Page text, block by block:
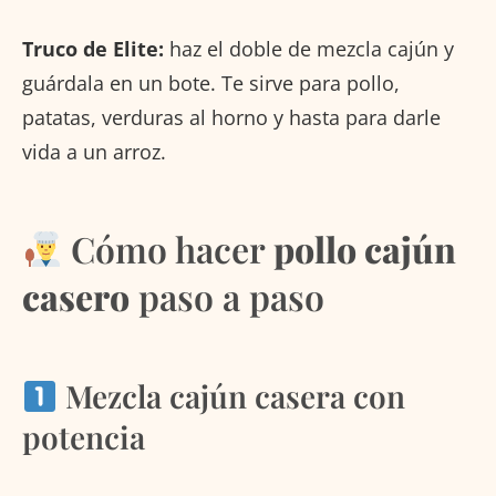
Truco de Elite: haz el doble de mezcla cajún y
guárdala en un bote. Te sirve para pollo,
patatas, verduras al horno y hasta para darle
vida a un arroz.
Cómo hacerpollo cajún
caseropaso a paso
Mezcla cajún casera con
potencia